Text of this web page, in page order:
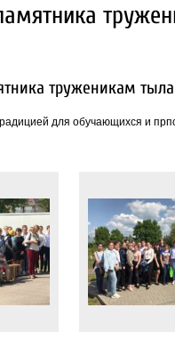
труженикам тыла
для обучающихся и